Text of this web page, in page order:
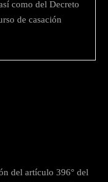
como del Decreto
de casación
del artículo 396° del